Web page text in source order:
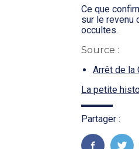
Ce que
sur le revenu
occultes.
Source :
Arrêt de la
La petite
Partager :